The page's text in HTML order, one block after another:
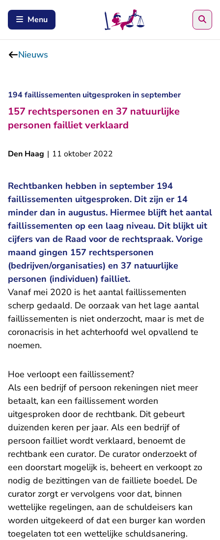
Menu
Nieuws
194 faillissementen uitgesproken in september
157 rechtspersonen en 37 natuurlijke
personen failliet verklaard
Den Haag | 11 oktober 2022
Rechtbanken hebben in september 194
faillissementen uitgesproken. Dit zijn er 14
minder dan in augustus. Hiermee blijft het aantal
faillissementen op een laag niveau. Dit blijkt uit
cijfers van de Raad voor de rechtspraak. Vorige
maand gingen 157 rechtspersonen
(bedrijven/organisaties) en 37 natuurlijke
personen (individuen) failliet.
Vanaf mei 2020 is het aantal faillissementen
scherp gedaald. De oorzaak van het lage aantal
faillissementen is niet onderzocht, maar is met de
coronacrisis in het achterhoofd wel opvallend te
noemen.
Hoe verloopt een faillissement?
Als een bedrijf of persoon rekeningen niet meer
betaalt, kan een faillissement worden
uitgesproken door de rechtbank. Dit gebeurt
duizenden keren per jaar. Als een bedrijf of
persoon failliet wordt verklaard, benoemt de
rechtbank een curator. De curator onderzoekt of
een doorstart mogelijk is, beheert en verkoopt zo
nodig de bezittingen van de failliete boedel. De
curator zorgt er vervolgens voor dat, binnen
wettelijke regelingen, aan de schuldeisers kan
worden uitgekeerd of dat een burger kan worden
toegelaten tot een wettelijke schuldsanering.